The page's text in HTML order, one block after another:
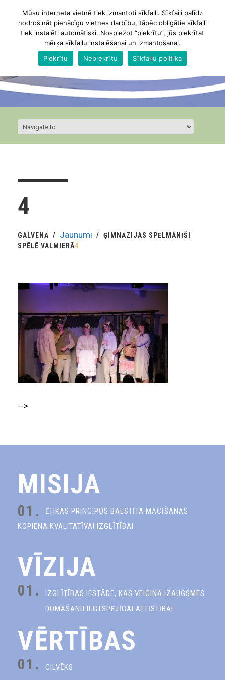
4
GALVENĀ Jaunumi
ĢIMNĀZIJAS SPĒLMANĪŠI
SPĒLĒ VALMIERĀ4
-->
MISIJA
01.
ĒTIKAS PRINCIPOS BALSTĪTA MĀCĪŠANĀS
KOPIENA KVALITATĪVAI IZGLĪTĪBAI
VĪZIJA
01.
IZGLĪTĪBAS IESTĀDE, KAS VEICINA IZAUGSMES
DOMĀŠANU ILGTSPĒJĪGAI ATTĪSTĪBAI
VĒRTĪBAS
01. CILVĒKS
Mūsu interneta vietnē tiek izmantoti sīkfaili. Sīkfaili palīdz
nodrošināt pienācīgu vietnes darbību, tāpēc obligātie sīkfaili
tiek instalēti automātiski. Nospiežot “piekrītu”, jūs piekrītat
mērķa sīkfailu instalēšanai un izmantošanai.
Piekrītu
Nepiekrītu Sīkfailu politika